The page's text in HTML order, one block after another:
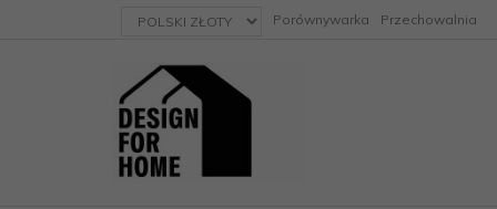
currency_h Porównywarka Przechowalnia